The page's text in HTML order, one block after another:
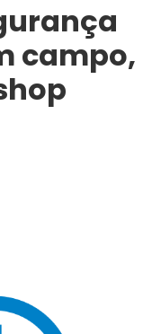
campo,